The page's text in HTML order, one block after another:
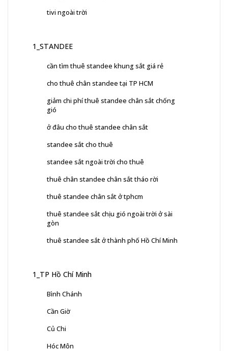
tivi ngoài trời
1_STANDEE
cần tìm thuê standee khung sắt giá rẻ
cho thuê chân standee tại TP HCM
giảm chi phí thuê standee chân sắt chống
gió
ở đâu cho thuê standee chân sắt
standee sắt cho thuê
standee sắt ngoài trời cho thuê
thuê chân standee chân sắt tháo rời
thuê standee chân sắt ở tphcm
thuê standee sắt chịu gió ngoài trời ở sài
gòn
thuê standee sắt ở thành phố Hồ Chí Minh
1_TP Hồ Chí Minh
Bình Chánh
Cần Giờ
Củ Chi
Hóc Môn